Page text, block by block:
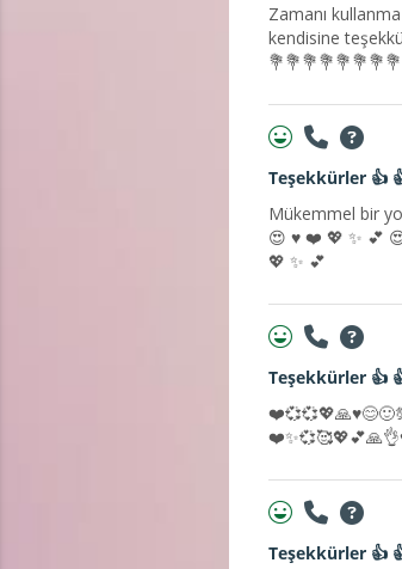
Zamanı
kendisine
Teşekkürler 👍
Mükemmel bir
😍 ♥️ ❤️ 💖 ✨️ 💕
💖 ✨️ 💕
Teşekkürler 👍
Teşekkürler 👍